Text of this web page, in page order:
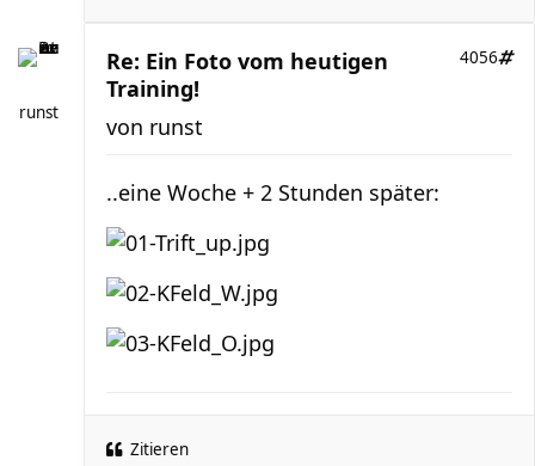
runst
Re: Ein Foto vom heutigen
Training!
4056
von runst
..eine Woche + 2 Stunden später:
Zitieren